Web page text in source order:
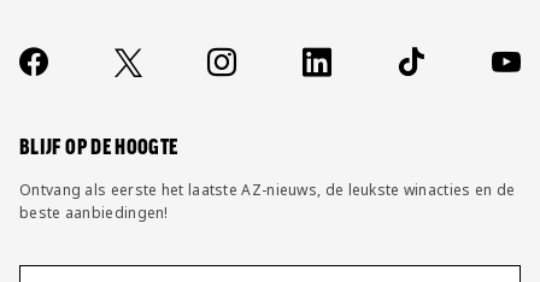
Contact
FAQ
Socials
https://www.facebook.com/AZAlkmaar
X Instagram LinkedIn TikTok
BLIJF OP DE HOOGTE
Ontvang als eerste het laatste AZ-nieuws, de leukste winacties en de
beste aanbiedingen!